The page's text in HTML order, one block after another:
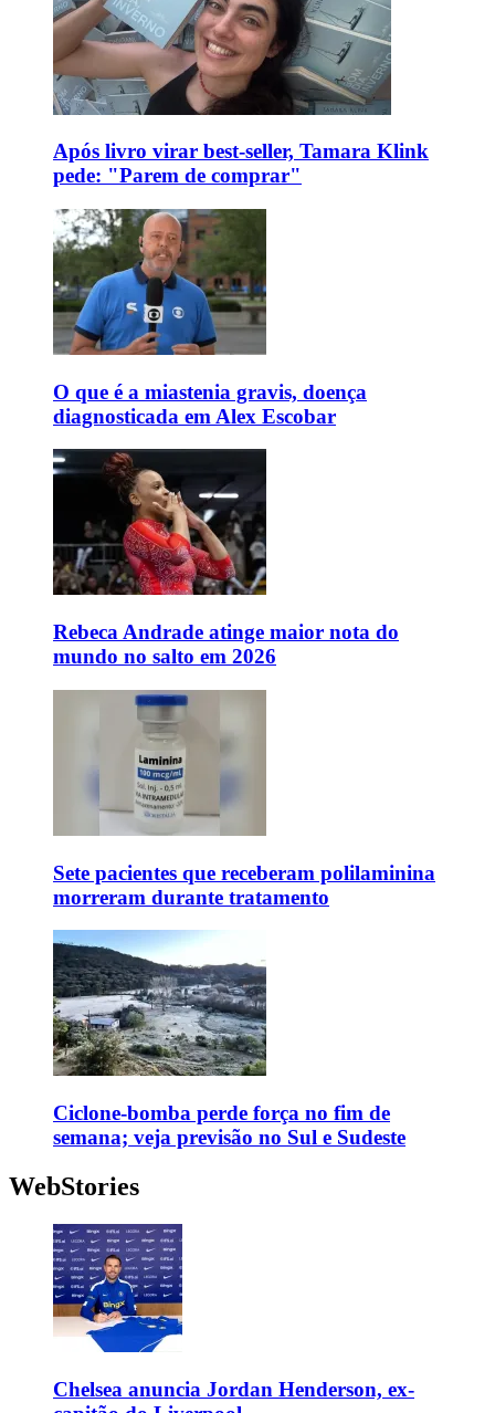
Após livro virar best-seller, Tamara Klink
pede: "Parem de comprar"
O que é a miastenia gravis, doença
diagnosticada em Alex Escobar
Rebeca Andrade atinge maior nota do
mundo no salto em 2026
Sete pacientes que receberam polilaminina
morreram durante tratamento
Ciclone-bomba perde força no fim de
semana; veja previsão no Sul e Sudeste
WebStories
Chelsea anuncia Jordan Henderson, ex-